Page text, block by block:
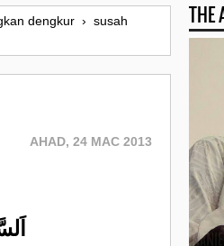
dengkur › susah
AHAD, 24 MAC 2013
THE